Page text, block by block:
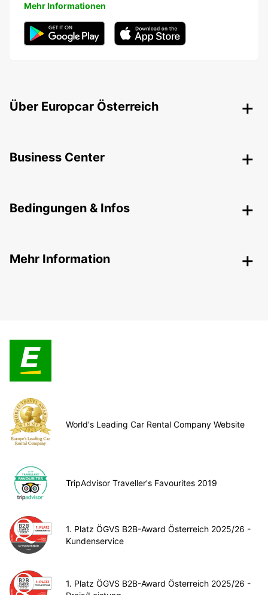
Mehr Informationen
Über Europcar Österreich
Business Center
Bedingungen & Infos
Mehr Information
World's Leading Car Rental Company Website
TripAdvisor Traveller's Favourites 2019
1. Platz ÖGVS B2B-Award Österreich 2025/26 -
Kundenservice
1. Platz ÖGVS B2B-Award Österreich 2025/26 -